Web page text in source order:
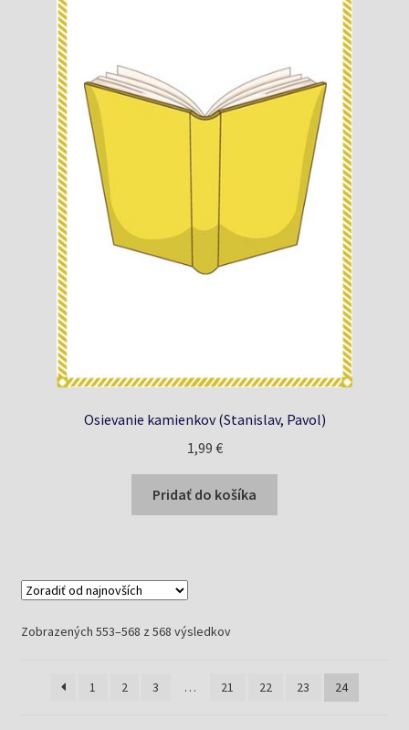
Osievanie kamienkov (Stanislav, Pavol)
1,99 €
Pridať do košíka
Zobrazených 553–568 z 568 výsledkovZoradené
1
2 3 … 21 22 23 24